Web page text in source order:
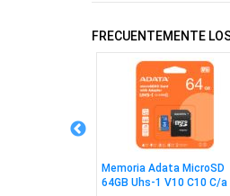
FRECUENTEMENTE
Memoria Adata MicroSD
64GB Uhs-1 V10 C10 C/a